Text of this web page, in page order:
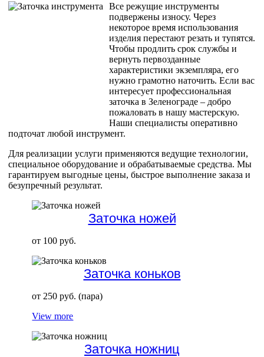
Все режущие инструменты
подвержены износу. Через
некоторое время использования
изделия перестают резать и тупятся.
Чтобы продлить срок службы и
вернуть первозданные
характеристики экземпляра, его
нужно грамотно наточить. Если вас
интересует профессиональная
заточка в Зеленограде – добро
пожаловать в нашу мастерскую.
Наши специалисты оперативно
подточат любой инструмент.
Для реализации услуги применяются ведущие технологии,
специальное оборудование и обрабатываемые средства. Мы
гарантируем выгодные цены, быстрое выполнение заказа и
безупречный результат.
Заточка ножей
от 100 руб.
Заточка коньков
от 250 руб. (пара)
View more
Заточка ножниц